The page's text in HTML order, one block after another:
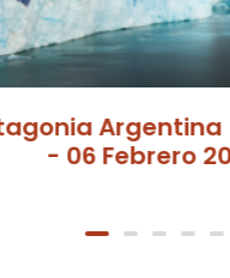
Argentina
- 06 Febrero